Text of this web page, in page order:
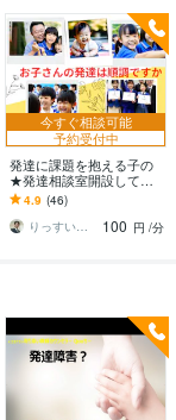
今すぐ相談可能
予約受付中
発達に課題を抱える子の
★発達相談室開設してお
ります ☆上級心理カウン
セラー・特別支援教育
士・元校長が寄り添いま
4.9 (46)
りっすい＠教育・心理相談室
100 円 /分